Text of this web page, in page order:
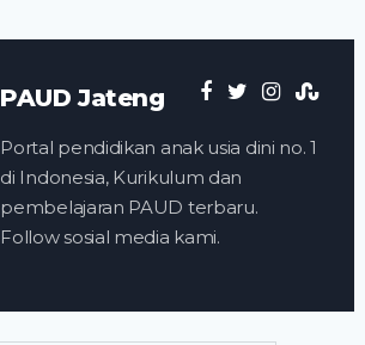
PAUD Jateng
Portal pendidikan anak usia dini no. 1
di Indonesia, Kurikulum dan
pembelajaran PAUD terbaru.
Follow sosial media kami.